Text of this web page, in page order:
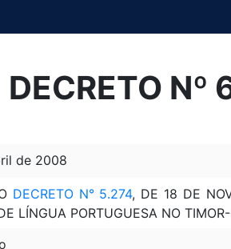
DECRETO Nº
de 2008
DECRETO N° 5.274, DE 18 DE
LÍNGUA PORTUGUESA NO